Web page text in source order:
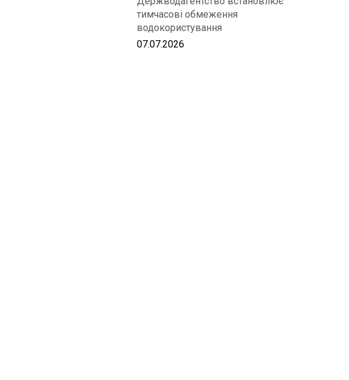
тимчасові обмеження
водокористування
07.07.2026